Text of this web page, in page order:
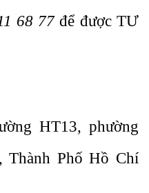
68 77để được TƯ
HT13, phường
Thành Phố Hồ Chí